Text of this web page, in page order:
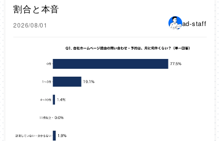
割合と本音
2026/08/01 ad-staff